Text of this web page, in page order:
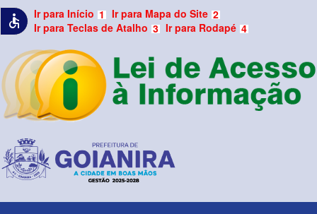
accessible Ir para Início 1 Ir para Mapa do Site 2
Ir para Teclas de Atalho 3 Ir para Rodapé 4